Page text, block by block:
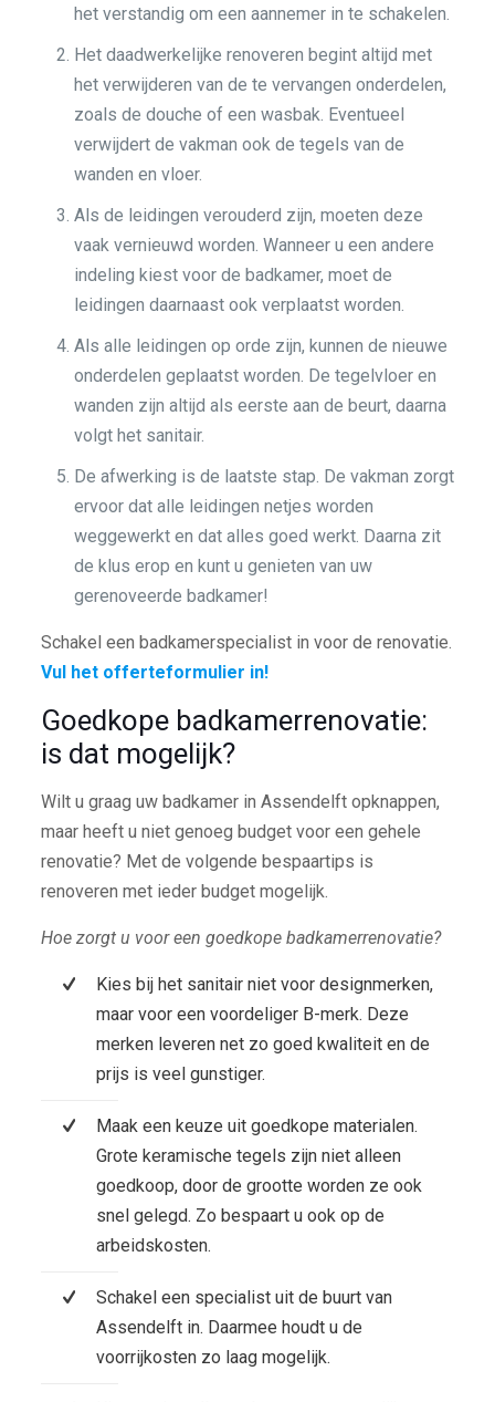
het verstandig om een aannemer in te schakelen.
Het daadwerkelijke renoveren begint altijd met
het verwijderen van de te vervangen onderdelen,
zoals de douche of een wasbak. Eventueel
verwijdert de vakman ook de tegels van de
wanden en vloer.
Als de leidingen verouderd zijn, moeten deze
vaak vernieuwd worden. Wanneer u een andere
indeling kiest voor de badkamer, moet de
leidingen daarnaast ook verplaatst worden.
Als alle leidingen op orde zijn, kunnen de nieuwe
onderdelen geplaatst worden. De tegelvloer en
wanden zijn altijd als eerste aan de beurt, daarna
volgt het sanitair.
De afwerking is de laatste stap. De vakman zorgt
ervoor dat alle leidingen netjes worden
weggewerkt en dat alles goed werkt. Daarna zit
de klus erop en kunt u genieten van uw
gerenoveerde badkamer!
Schakel een badkamerspecialist in voor de renovatie.
Vul het offerteformulier in!
Goedkope badkamerrenovatie:
is dat mogelijk?
Wilt u graag uw badkamer in Assendelft opknappen,
maar heeft u niet genoeg budget voor een gehele
renovatie? Met de volgende bespaartips is
renoveren met ieder budget mogelijk.
Hoe zorgt u voor een goedkope badkamerrenovatie?
Kies bij het sanitair niet voor designmerken,
maar voor een voordeliger B-merk. Deze
merken leveren net zo goed kwaliteit en de
prijs is veel gunstiger.
Maak een keuze uit goedkope materialen.
Grote keramische tegels zijn niet alleen
goedkoop, door de grootte worden ze ook
snel gelegd. Zo bespaart u ook op de
arbeidskosten.
Schakel een specialist uit de buurt van
Assendelft in. Daarmee houdt u de
voorrijkosten zo laag mogelijk.